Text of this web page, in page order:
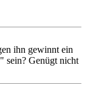
ihn gewinnt ein
sein? Genügt nicht